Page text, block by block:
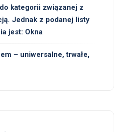
kategorii związanej z
Jednak z podanej listy
jest: Okna
– uniwersalne, trwałe,